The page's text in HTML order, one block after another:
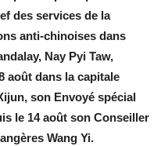
des services de la
anti-chinoises dans
Nay Pyi Taw,
août dans la capitale
son Envoyé spécial
le 14 août son Conseiller
Wang Yi.